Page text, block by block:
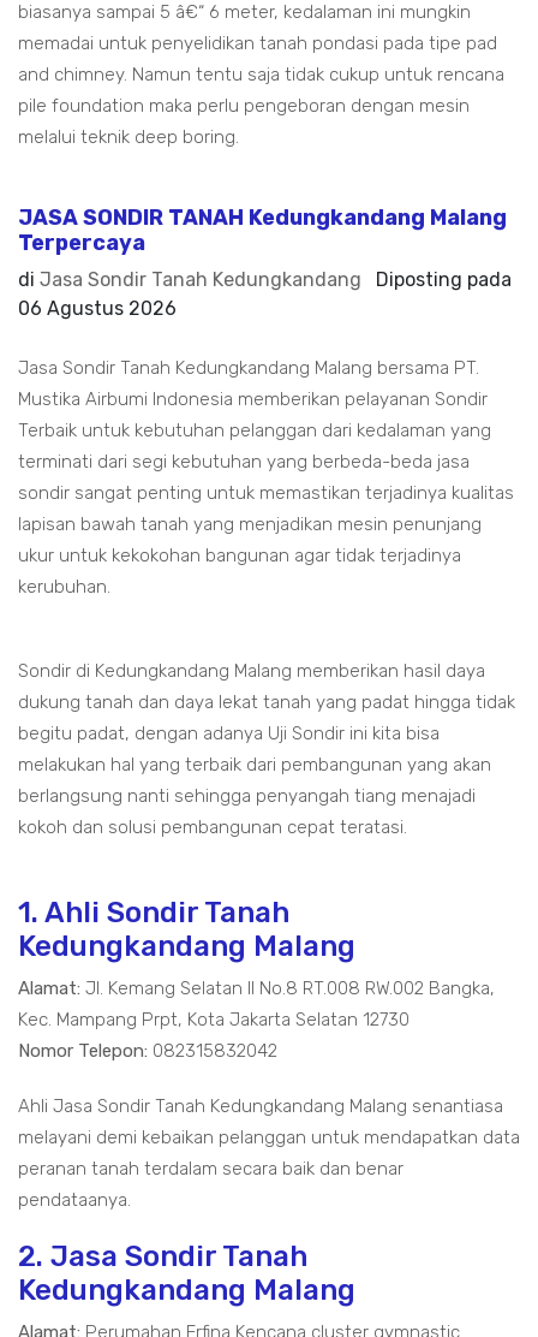
biasanya sampai 5 â€“ 6 meter, kedalaman ini mungkin
memadai untuk penyelidikan tanah pondasi pada tipe pad
and chimney. Namun tentu saja tidak cukup untuk rencana
pile foundation maka perlu pengeboran dengan mesin
melalui teknik deep boring.
JASA SONDIR TANAH Kedungkandang Malang
Terpercaya
di Jasa Sondir Tanah Kedungkandang
Diposting pada
06 Agustus 2026
Jasa Sondir Tanah Kedungkandang Malang bersama PT.
Mustika Airbumi Indonesia memberikan pelayanan Sondir
Terbaik untuk kebutuhan pelanggan dari kedalaman yang
terminati dari segi kebutuhan yang berbeda-beda jasa
sondir sangat penting untuk memastikan terjadinya kualitas
lapisan bawah tanah yang menjadikan mesin penunjang
ukur untuk kekokohan bangunan agar tidak terjadinya
kerubuhan.
Sondir di Kedungkandang Malang memberikan hasil daya
dukung tanah dan daya lekat tanah yang padat hingga tidak
begitu padat, dengan adanya Uji Sondir ini kita bisa
melakukan hal yang terbaik dari pembangunan yang akan
berlangsung nanti sehingga penyangah tiang menajadi
kokoh dan solusi pembangunan cepat teratasi.
1. Ahli Sondir Tanah
Kedungkandang Malang
Alamat: Jl. Kemang Selatan II No.8 RT.008 RW.002 Bangka,
Kec. Mampang Prpt, Kota Jakarta Selatan 12730
Nomor Telepon: 082315832042
Ahli Jasa Sondir Tanah Kedungkandang Malang senantiasa
melayani demi kebaikan pelanggan untuk mendapatkan data
peranan tanah terdalam secara baik dan benar
pendataanya.
2. Jasa Sondir Tanah
Kedungkandang Malang
Alamat: Perumahan Erfina Kencana cluster gymnastic